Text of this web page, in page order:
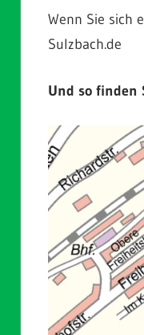
Wenn Sie sich
Sulzbach.de
Und so finden